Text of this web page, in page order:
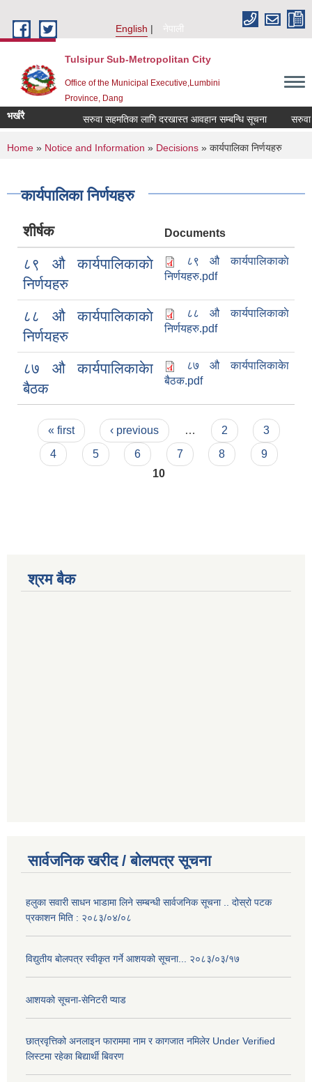
English
नेपाली
Tulsipur Sub-Metropolitan City
Office of the Municipal Executive,Lumbini
Province, Dang
भर्खरै सरुवा सहमतिका लागि दरखास्त आवहान सम्बन्धि सूचना सरुवा
You are here
Home » Notice and Information » Decisions » कार्यपालिका निर्णयहरु
कार्यपालिका निर्णयहरु
शीर्षक Documents
८९ औ कार्यपालिकाकाे
निर्णयहरु
८९ औ कार्यपालिकाकाे
निर्णयहरु.pdf
८८ औ कार्यपालिकाकाे
निर्णयहरु
८८ औ कार्यपालिकाकाे
निर्णयहरु.pdf
८७ औ कार्यपालिकाकेा
बैठक
८७ औ कार्यपालिकाकेा
बैठक.pdf
Pages
« first ‹ previous … 2
3
4
5 6 7 8
9
10
श्रम बैक
सार्वजनिक खरीद / बोलपत्र सूचना
हलुका सवारी साधन भाडामा लिने सम्बन्धी सार्वजनिक सूचना .. दोस्रो पटक
प्रकाशन मिति : २०८३/०४/०८
विद्युतीय बोलपत्र स्वीकृत गर्ने आशयको सूचना... २०८३/०३/१७
आशयको सूचना-सेनिटरी प्याड
छात्रवृत्तिको अनलाइन फाराममा नाम र कागजात नमिलेर Under Verified
लिस्टमा रहेका बिद्यार्थी बिवरण